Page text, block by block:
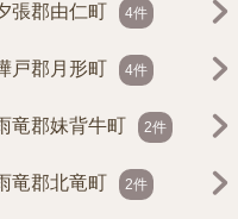
張郡由仁町 4件
戸郡月形町 4件
竜郡妹背牛町 2件
竜郡北竜町 2件